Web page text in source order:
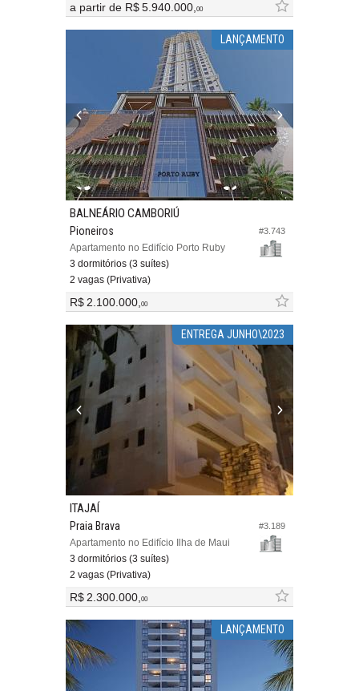
a partir de R$ 5.940.000,00
LANÇAMENTO
#3.743
BALNEÁRIO CAMBORIÚ
Pioneiros
Apartamento no Edifício Porto Ruby
3 dormitórios (3 suítes)
2 vagas (Privativa)
R$ 2.100.000,00
ENTREGA JUNHO\2023
#3.189
ITAJAÍ
Praia Brava
Apartamento no Edifício Ilha de Maui
3 dormitórios (3 suítes)
2 vagas (Privativa)
R$ 2.300.000,00
LANÇAMENTO